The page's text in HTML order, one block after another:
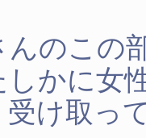
んのこの
かに女
受け取っ